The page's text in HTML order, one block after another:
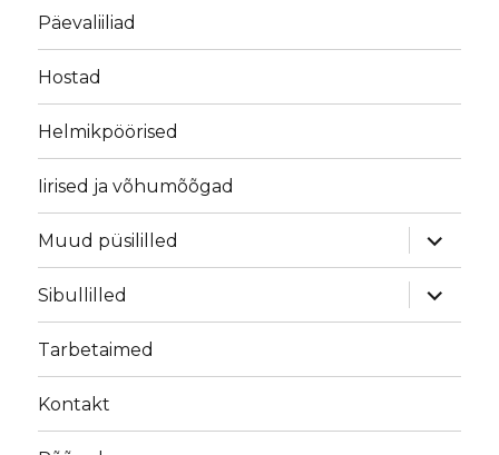
Päevaliiliad
Hostad
Helmikpöörised
Iirised ja võhumõõgad
Muud püsililled
laienda
Sibullilled
laienda
Tarbetaimed
Kontakt